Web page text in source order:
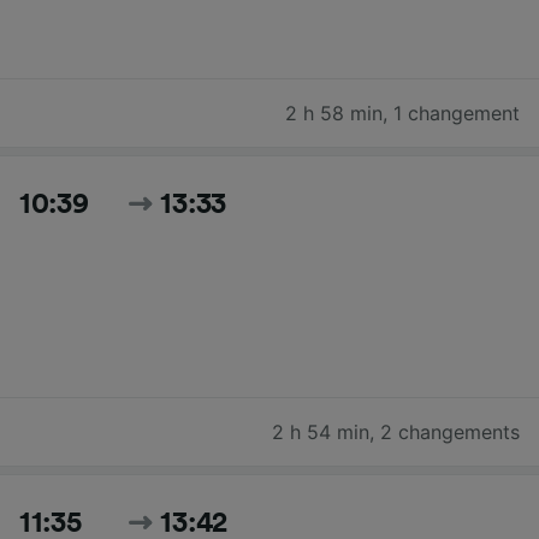
2 h 58 min, 1 changement
10:39 13:33
2 h 54 min, 2 changements
11:35 13:42